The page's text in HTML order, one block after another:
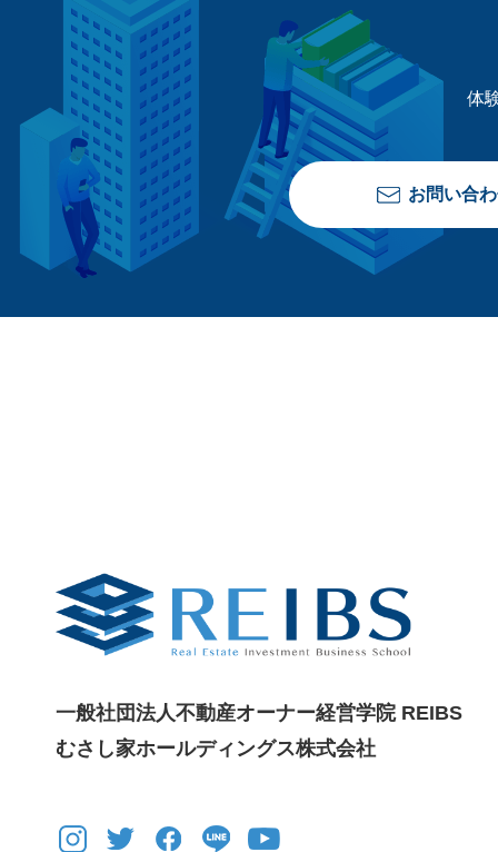
体
お問い合
一般社団法人不動産オーナー経営学院 REIBS
むさし家ホールディングス株式会社